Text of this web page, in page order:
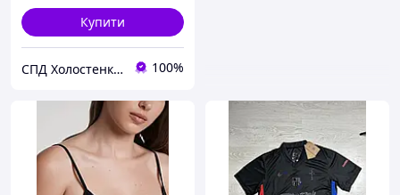
Купити
СПД Холостенко С.Ф. 100%